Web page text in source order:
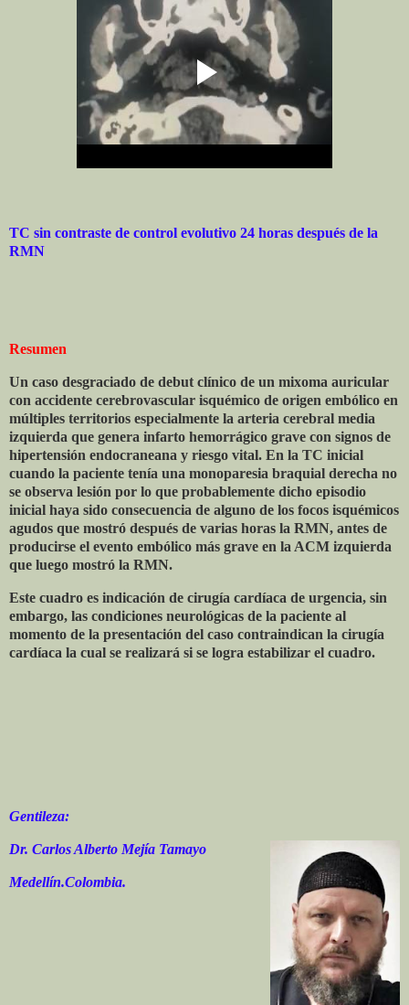
TC sin contraste de control evolutivo 24 horas después de la
RMN
Resumen
Un caso desgraciado de debut clínico de un mixoma auricular
con accidente cerebrovascular isquémico de origen embólico en
múltiples territorios especialmente la arteria cerebral media
izquierda que genera infarto hemorrágico grave con signos de
hipertensión endocraneana y riesgo vital. En la TC inicial
cuando la paciente tenía una monoparesia braquial derecha no
se observa lesión por lo que probablemente dicho episodio
inicial haya sido consecuencia de alguno de los focos isquémicos
agudos que mostró después de varias horas la RMN, antes de
producirse el evento embólico más grave en la ACM izquierda
que luego mostró la RMN.
Este cuadro es indicación de cirugía cardíaca de urgencia, sin
embargo, las condiciones neurológicas de la paciente al
momento de la presentación del caso contraindican la cirugía
cardíaca la cual se realizará si se logra estabilizar el cuadro.
Gentileza:
Dr. Carlos Alberto Mejía Tamayo
Medellín.Colombia.